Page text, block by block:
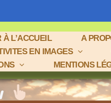
À L’ACCUEIL A
EN IMAGES
MENTIONS